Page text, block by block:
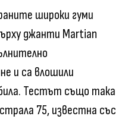
широки гуми
джанти Martian
и са влошили
Тестът също така
75, известна със